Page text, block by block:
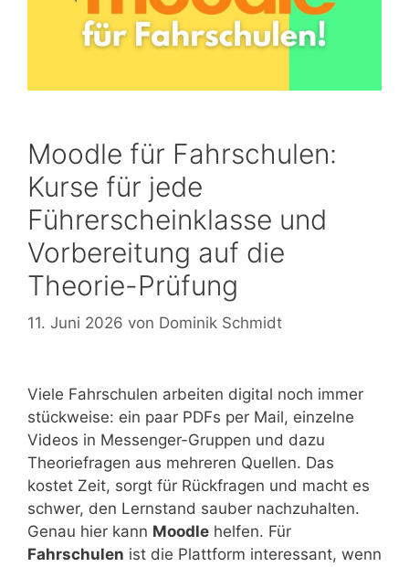
Moodle für Fahrschulen:
Kurse für jede
Führerscheinklasse und
Vorbereitung auf die
Theorie-Prüfung
11. Juni 2026 von Dominik Schmidt
Viele Fahrschulen arbeiten digital noch immer
stückweise: ein paar PDFs per Mail, einzelne
Videos in Messenger-Gruppen und dazu
Theoriefragen aus mehreren Quellen. Das
kostet Zeit, sorgt für Rückfragen und macht es
schwer, den Lernstand sauber nachzuhalten.
Genau hier kann Moodle helfen. Für
Fahrschulen ist die Plattform interessant, wenn